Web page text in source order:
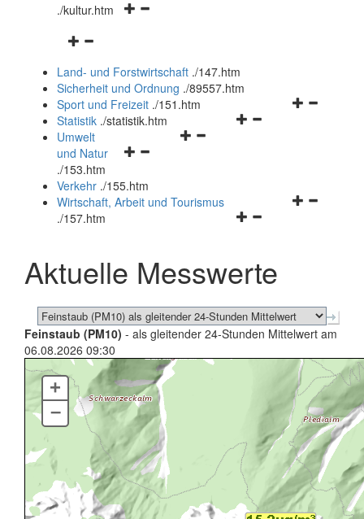
Navigationsmenü
./kultur.htm
Navigationsmenü
und
schließen
Land- und Forstwirtschaft ./147.htm
Sicherheit und Ordnung ./89557.htm
Navigationsmenü
Sport und Freizeit ./151.htm
Navigationsmenü
Statistik ./statistik.htm
Navigationsmenü
und
schließen
Umwelt
und Natur
./153.htm
Verkehr ./155.htm
Navigationsmenü
schließen
Wirtschaft, Arbeit und Tourismus
./157.htm
Aktuelle Messwerte
Feinstaub (PM10) - als gleitender 24-Stunden Mittelwert am
06.08.2026 09:30
+
–